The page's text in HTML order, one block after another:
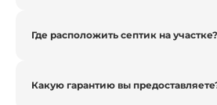
Где расположить септик на участке?
Какую гарантию вы